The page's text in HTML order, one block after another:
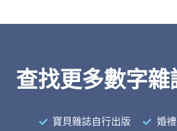
查找更多數字雜
寶貝雜誌自行出版
婚